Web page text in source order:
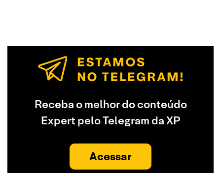
Receba o melhor do conteúdo
Expert pelo Telegram da XP
Acessar